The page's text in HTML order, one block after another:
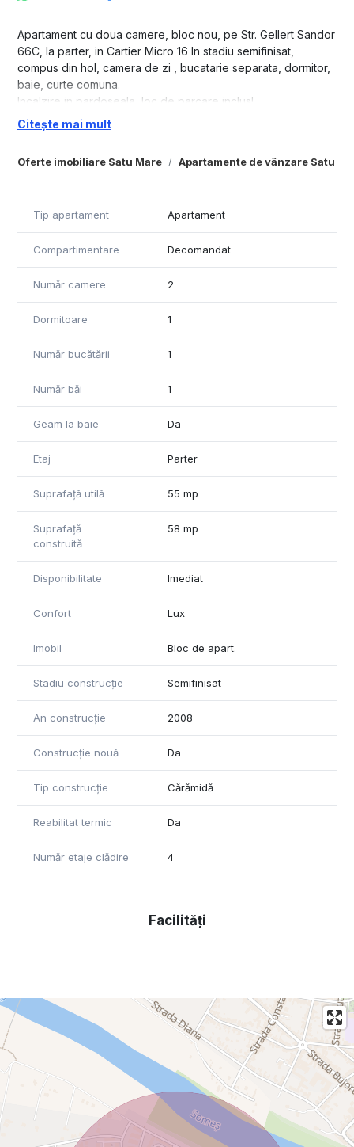
Oferte imobiliare Satu Mare Apartamente de vânzare Satu
Apartament cu doua camere, bloc nou, pe Str. Gellert Sandor
66C, la parter, in Cartier Micro 16 In stadiu semifinisat,
compus din hol, camera de zi , bucatarie separata, dormitor,
baie, curte comuna.
Incalzire in pardoseala, loc de parcare inclus!
Pentru mai multe detalii .. la nr. 07******82
Citește mai mult
Tip apartament Apartament
Compartimentare Decomandat
Număr camere 2
Dormitoare 1
Număr bucătării 1
Număr băi 1
Geam la baie Da
Etaj Parter
Suprafață utilă 55 mp
Suprafață
construită
58 mp
Disponibilitate Imediat
Confort Lux
Imobil Bloc de apart.
Stadiu construcție Semifinisat
An construcție 2008
Construcție nouă Da
Tip construcție Cărămidă
Reabilitat termic Da
Număr etaje clădire 4
Facilități